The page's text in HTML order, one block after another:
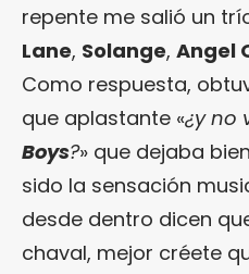
repente me salió un
Lane, Solange, Angel
Como respuesta,
que aplastante «¿y no
Boys?» que dejaba
sido la sensación
desde dentro dicen
chaval, mejor créete